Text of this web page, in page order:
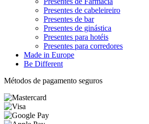
Presentes de cabeleireiro
Presentes de bar
Presentes de ginástica
Presentes para hotéis
Presentes para corredores
Made in Europe
Be Different
Métodos de pagamento seguros